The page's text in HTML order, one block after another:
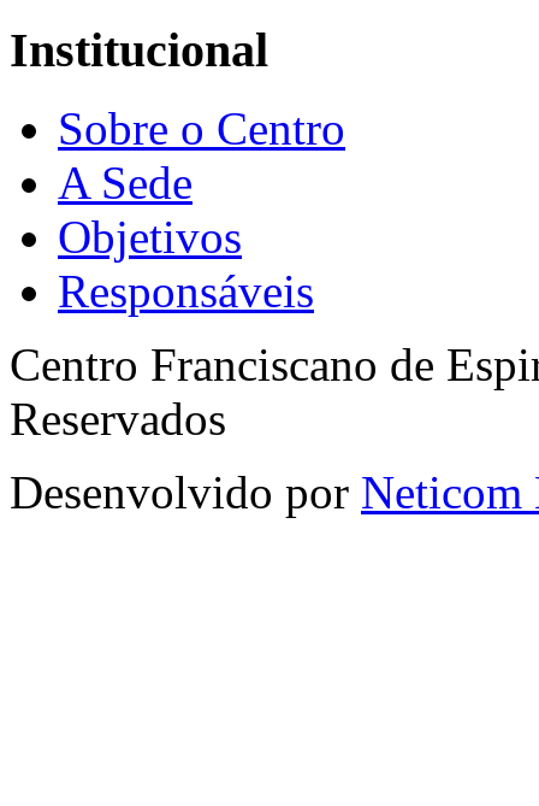
Institucional
Sobre o Centro
A Sede
Objetivos
Responsáveis
Centro Franciscano de
Reservados
Desenvolvido por Neticom